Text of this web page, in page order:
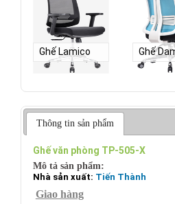
Ghế Lamico Ghế
Thông tin sản phẩm
Ghế văn phòng TP-505-X
Mô tả sản phẩm:
Nhà sản xuất: Tiến Thành
Giao hàng